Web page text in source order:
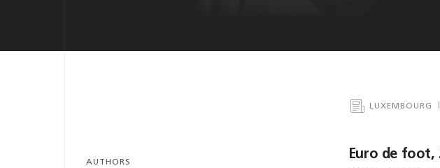
AUTHORS
LUXEMBOURG
Euro de foot,